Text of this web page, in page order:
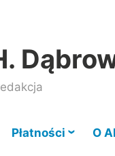
Płatności O